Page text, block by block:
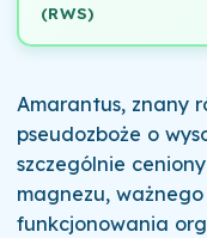
(RWS)
Amarantus, znany
pseudozboże o
szczególnie
magnezu,
funkcjonowania